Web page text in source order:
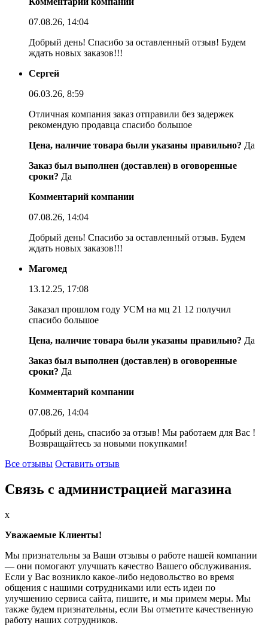
07.08.26, 14:04
Добрый день! Спасибо за оставленный отзыв! Будем
ждать новых заказов!!!
Сергей
06.03.26, 8:59
Отличная компания заказ отправили без задержек
рекомендую продавца спасибо большое
Цена, наличие товара были указаны правильно? Да
Заказ был выполнен (доставлен) в оговоренные
сроки? Да
Комментарий компании
07.08.26, 14:04
Добрый день! Спасибо за оставленный отзыв. Будем
ждать новых заказов!!!
Магомед
13.12.25, 17:08
Заказал прошлом году УСМ на мц 21 12 получил
спасибо большое
Цена, наличие товара были указаны правильно? Да
Заказ был выполнен (доставлен) в оговоренные
сроки? Да
Комментарий компании
07.08.26, 14:04
Добрый день, спасибо за отзыв! Мы работаем для Вас !
Возвращайтесь за новыми покупками!
Все отзывы Оставить отзыв
Связь с администрацией магазина
x
Уважаемые Клиенты!
Мы признательны за Ваши отзывы о работе нашей компании
— они помогают улучшать качество Вашего обслуживания.
Если у Вас возникло какое-либо недовольство во время
общения с нашими сотрудниками или есть идеи по
улучшению сервиса сайта, пишите, и мы примем меры. Мы
также будем признательны, если Вы отметите качественную
работу наших сотрудников.